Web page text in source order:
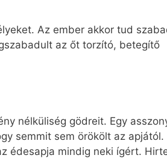
Az ember akkor tud
az őt torzító, betegítő
nélküliség gödreit. Egy
semmit sem örökölt az apjától.
édesapja mindig neki ígért.